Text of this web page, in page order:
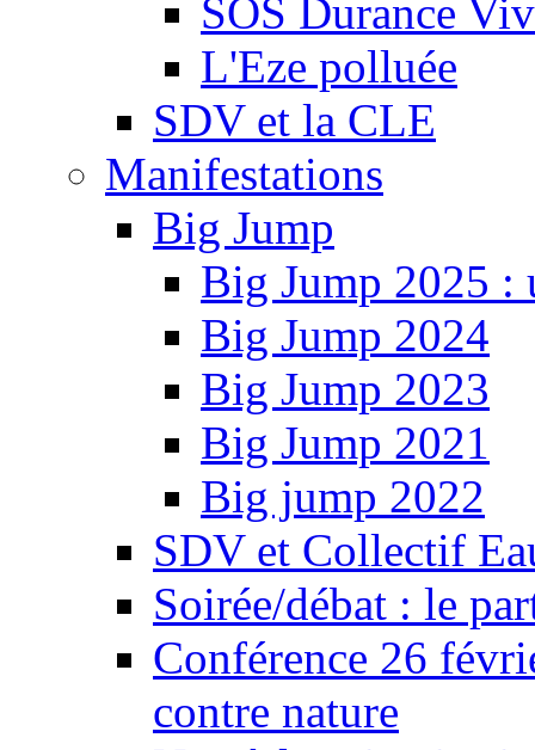
SOS Durance
L'Eze polluée
SDV et la CLE
Manifestations
Big Jump
Big Jump 2025 :
Big Jump 2024
Big Jump 2023
Big Jump 2021
Big jump 2022
SDV et Collectif
Soirée/débat : le
Conférence 26
contre nature